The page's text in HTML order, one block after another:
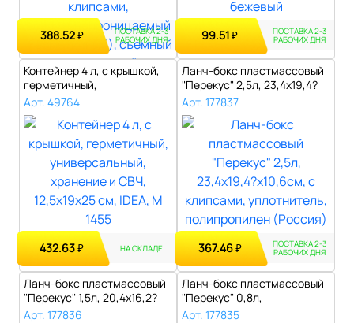
388.52₽ ПОСТАВКА 2-3
РАБОЧИХ ДНЯ 99.51₽ ПОСТАВКА 2-3
РАБОЧИХ ДНЯ
Контейнер 4 л, с крышкой,
герметичный,
универсальный, х..
Арт. 49764
432.63₽ НА СКЛАДЕ
Ланч-бокс пластмассовый
"Перекус" 2,5л, 23,4х19,4?
х10,6..
Арт. 177837
367.46₽ ПОСТАВКА 2-3
РАБОЧИХ ДНЯ
Ланч-бокс пластмассовый
"Перекус" 1,5л, 20,4х16,2?
9,4см..
Арт. 177836
Ланч-бокс пластмассовый
"Перекус" 0,8л,
17,3х13,1х8,2см..
Арт. 177835